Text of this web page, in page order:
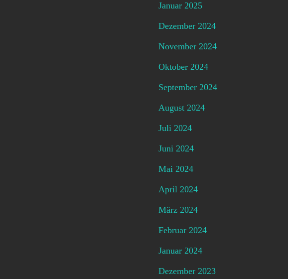
Januar 2025
Dezember 2024
November 2024
Oktober 2024
September 2024
August 2024
Juli 2024
Juni 2024
Mai 2024
April 2024
März 2024
Februar 2024
Januar 2024
Dezember 2023